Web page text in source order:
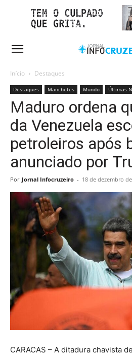
Início Destaques
Destaques Manchetes Mundo Últimas
Maduro ordena
da Venezuela
petroleiros após
anunciado por
Por Jornal Infocruzeiro - 18 de dezembro
CARACAS – A ditadura chavista de